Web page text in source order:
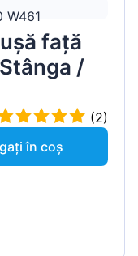
W461
față
/
(2)
în coș